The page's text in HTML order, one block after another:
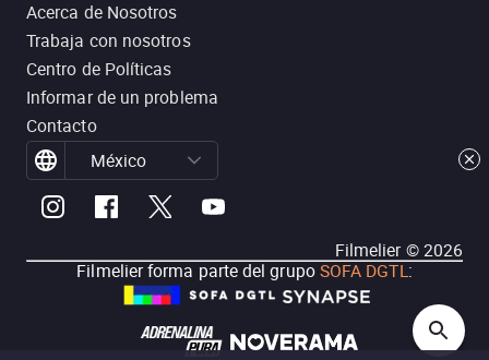
Acerca de Nosotros
Trabaja con nosotros
Centro de Políticas
Informar de un problema
Contacto
México
Filmelier ©2026
Filmelier forma parte del grupoSOFA DGTL: